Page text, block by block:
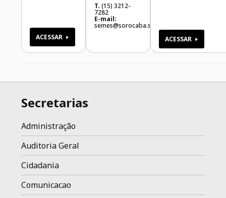
ACESSAR
T. (15) 3212-
7282
E-mail:
semes@sorocaba.sp.gov.br
ACESSAR
Secretarias
Administração
Auditoria Geral
Cidadania
Comunicacao